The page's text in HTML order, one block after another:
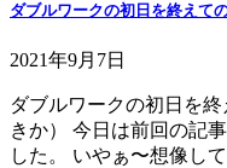
ダブルワークの初日を終えて
2021年9月7日
ダブルワークの初日を
きか） 今日は前回の記
した。 いやぁ〜想像し